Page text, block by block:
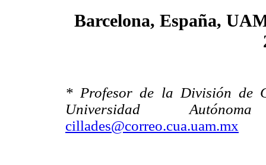
Barcelona, España,
* Profesor de la División de
Universidad
cillades@correo.cua.uam.mx